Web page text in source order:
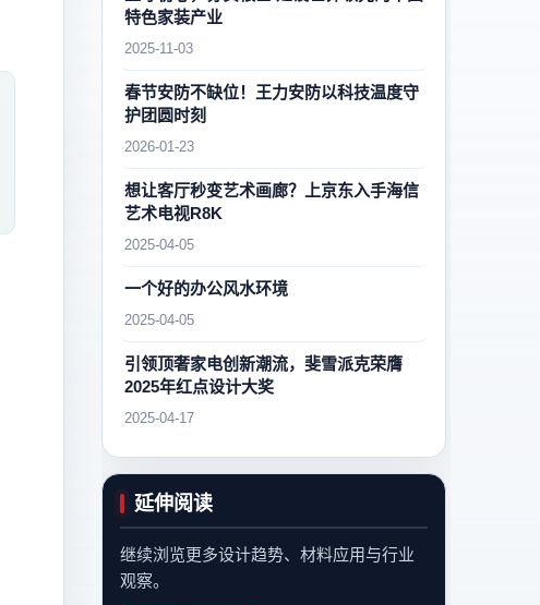
特色家装产业
2025-11-03
春节安防不缺位！王力安防以科技温度守
护团圆时刻
2026-01-23
想让客厅秒变艺术画廊？上京东入手海信
艺术电视R8K
2025-04-05
一个好的办公风水环境
2025-04-05
引领顶奢家电创新潮流，斐雪派克荣膺
2025年红点设计大奖
2025-04-17
延伸阅读
继续浏览更多设计趋势、材料应用与行业
观察。